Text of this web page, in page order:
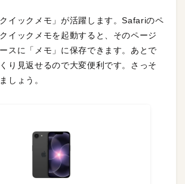
イックメモ」が活躍します。Safariのペ
イックメモを起動すると、そのページ
スに「メモ」に保存できます。あとで
り見返せるので大変便利です。さっそ
しょう。